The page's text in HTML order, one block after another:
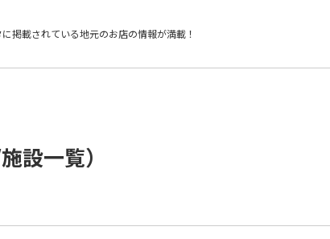
掲載されている地元のお店の情報が満載！
設一覧）